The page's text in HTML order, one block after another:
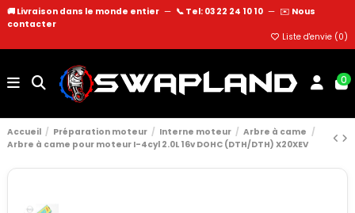
🚚 Livraison dans le monde entier — 📞 Tel: 03 22 24 10 10 — ✉️ Nous
contacter
Liste d'envie (0)
0
Accueil Préparation moteur Interne moteur
Arbre à came
Arbre à came pour moteur I-4cyl 2.0L 16v DOHC (DTH/DTH) X20XEV